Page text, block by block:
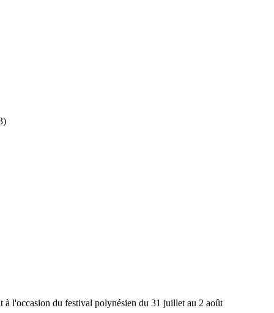
l'occasion du festival polynésien du 31 juillet au 2 août